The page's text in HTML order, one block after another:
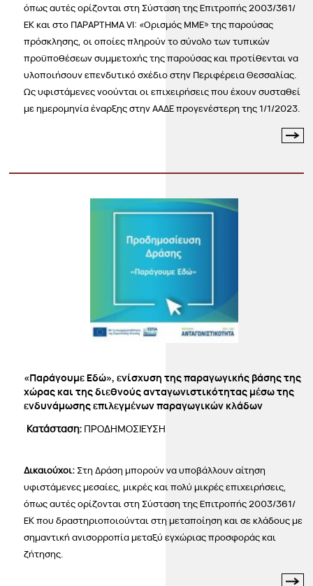
όπως αυτές ορίζονται στη Σύσταση της Επιτροπής 2003/361/
ΕΚ και στο ΠΑΡΑΡΤΗΜΑ VΙ: «Ορισμός ΜΜΕ» της παρούσας
πρόσκλησης, οι οποίες πληρούν το σύνολο των τυπικών
προϋποθέσεων συμμετοχής της παρούσας και προτίθενται να
υλοποιήσουν επενδυτικό σχέδιο στην Περιφέρεια Θεσσαλίας.
Ως υφιστάμενες νοούνται οι επιχειρήσεις που έχουν συσταθεί
με ημερομηνία έναρξης στην ΑΑΔΕ προγενέστερη της 1/1/2023.
«Παράγουμε Εδώ», ενίσχυση της παραγωγικής βάσης της
χώρας και της διεθνούς ανταγωνιστικότητας μέσω της
ενδυνάμωσης επιλεγμένων παραγωγικών κλάδων
Κατάσταση: ΠΡΟΔΗΜΟΣΙΕΥΣΗ
Δικαιούχοι:Στη Δράση μπορούν να υποβάλλουν αίτηση
υφιστάμενες μεσαίες, μικρές και πολύ μικρές επιχειρήσεις,
όπως αυτές ορίζονται στη Σύσταση της Επιτροπής 2003/361/
ΕΚ που δραστηριοποιούνται στη μεταποίηση και σε κλάδους με
σημαντική ανισορροπία μεταξύ εγχώριας προσφοράς και
ζήτησης.